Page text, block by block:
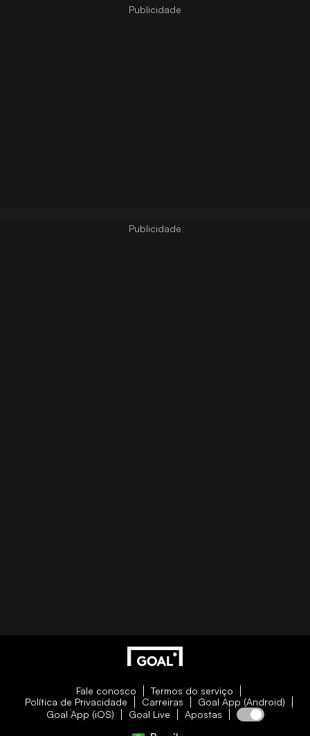
Fale conosco
Termos do serviço
Política de Privacidade
Carreiras
Goal App (Android)
Goal App (iOS)
Goal Live Apostas